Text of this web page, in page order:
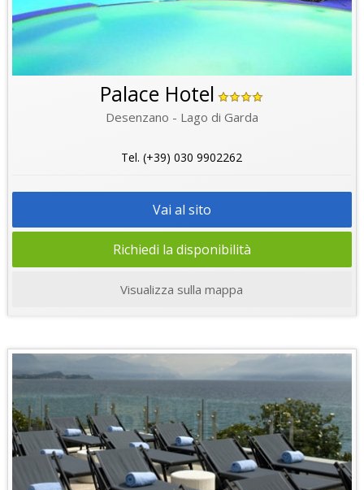
Palace Hotel
Desenzano - Lago di Garda
Tel. (+39) 030 9902262
Vai al sito
Richiedi la disponibilità
Visualizza sulla mappa